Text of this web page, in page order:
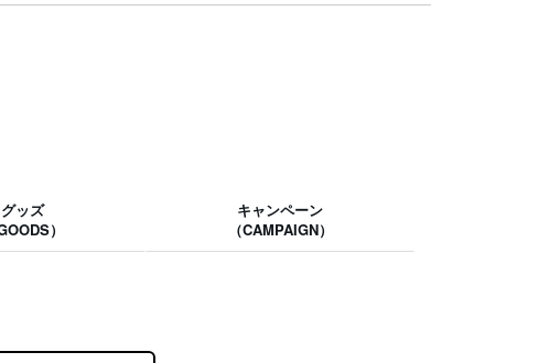
グッズ
）
キャンペーン
（CAMPAIGN）